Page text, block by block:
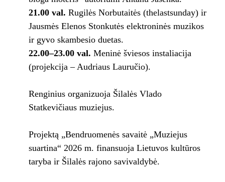
21.00 val. Rugilės Norbutaitės (thelastsunday) ir
Jausmės Elenos Stonkutės elektroninės muzikos
ir gyvo skambesio duetas.
22.00–23.00 val. Meninė šviesos instaliacija
(projekcija – Audriaus Lauručio).
Renginius organizuoja Šilalės Vlado
Statkevičiaus muziejus.
Projektą „Bendruomenės savaitė „Muziejus
suartina“ 2026 m. finansuoja Lietuvos kultūros
taryba ir Šilalės rajono savivaldybė.